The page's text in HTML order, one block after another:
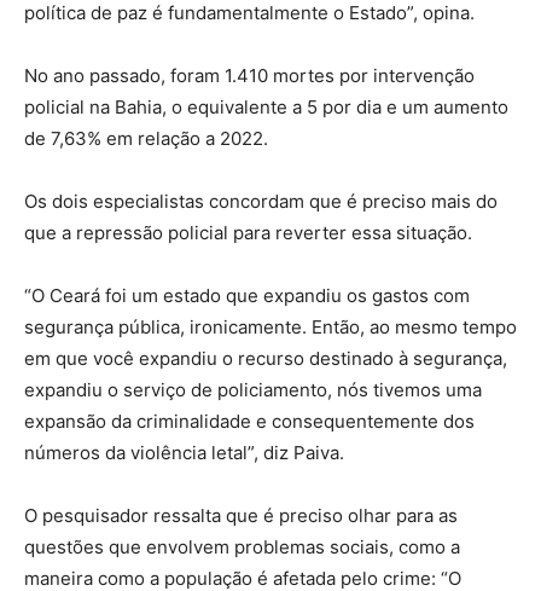
política de paz é fundamentalmente o Estado”, opina.
No ano passado, foram 1.410 mortes por intervenção
policial na Bahia, o equivalente a 5 por dia e um aumento
de 7,63% em relação a 2022.
Os dois especialistas concordam que é preciso mais do
que a repressão policial para reverter essa situação.
“O Ceará foi um estado que expandiu os gastos com
segurança pública, ironicamente. Então, ao mesmo tempo
em que você expandiu o recurso destinado à segurança,
expandiu o serviço de policiamento, nós tivemos uma
expansão da criminalidade e consequentemente dos
números da violência letal”, diz Paiva.
O pesquisador ressalta que é preciso olhar para as
questões que envolvem problemas sociais, como a
maneira como a população é afetada pelo crime: “O